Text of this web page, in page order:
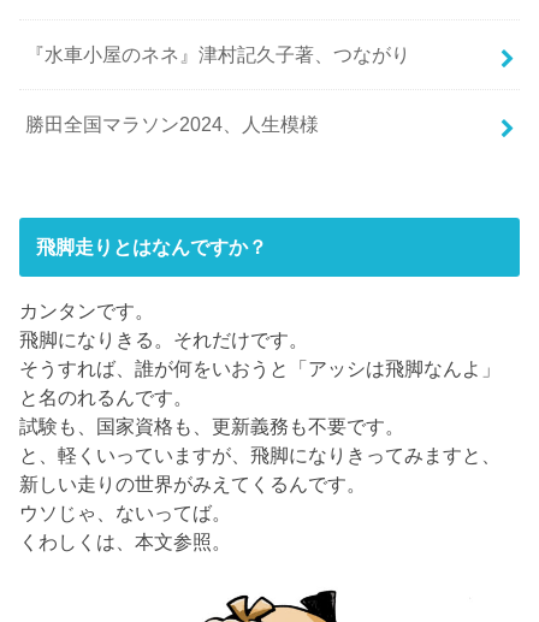
『水車小屋のネネ』津村記久子著、つながり
勝田全国マラソン2024、人生模様
飛脚走りとはなんですか？
カンタンです。
飛脚になりきる。それだけです。
そうすれば、誰が何をいおうと「アッシは飛脚なんよ」
と名のれるんです。
試験も、国家資格も、更新義務も不要です。
と、軽くいっていますが、飛脚になりきってみますと、
新しい走りの世界がみえてくるんです。
ウソじゃ、ないってば。
くわしくは、本文参照。